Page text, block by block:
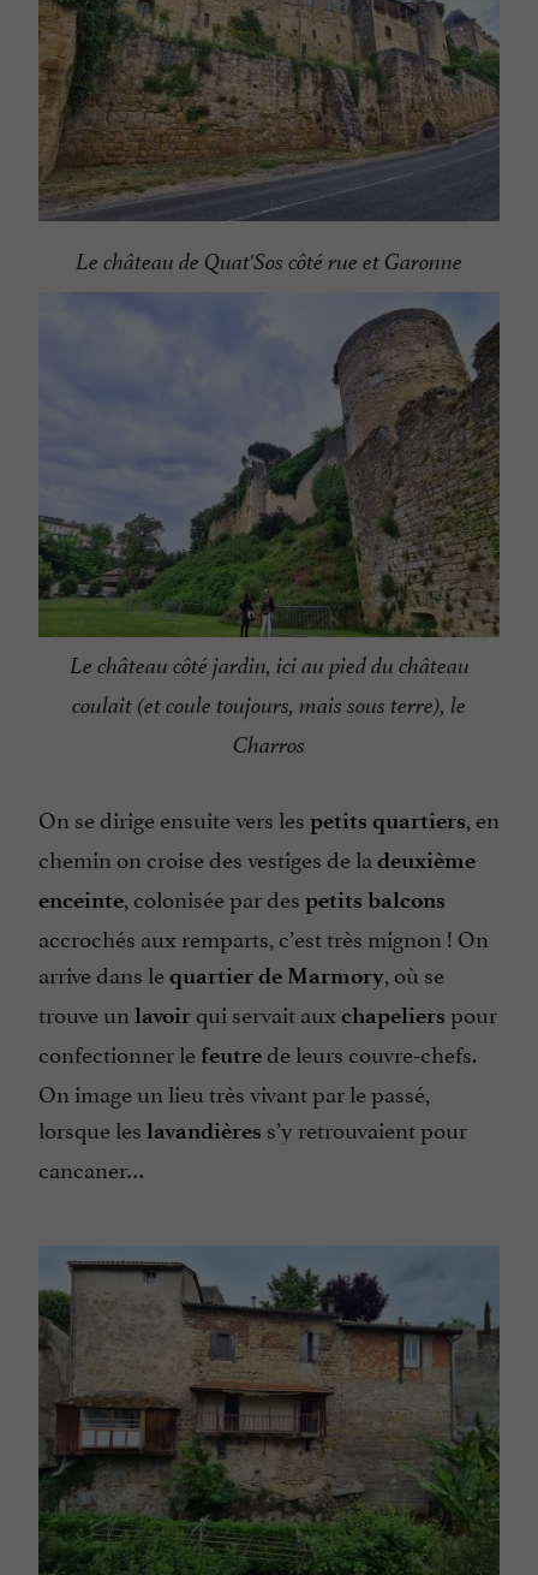
Le château de Quat'Sos côté rue et Garonne
Le château côté jardin, ici au pied du château
coulait (et coule toujours, mais sous terre), le
Charros
On se dirige ensuite vers les petits quartiers, en
chemin on croise des vestiges de la deuxième
enceinte, colonisée par des petits balcons
accrochés aux remparts, c’est très mignon ! On
arrive dans lequartier de Marmory, où se
trouve un lavoirqui servait aux chapeliers pour
confectionner le feutrede leurs couvre-chefs.
On image un lieu très vivant par le passé,
lorsque les lavandières s’y retrouvaient pour
cancaner…